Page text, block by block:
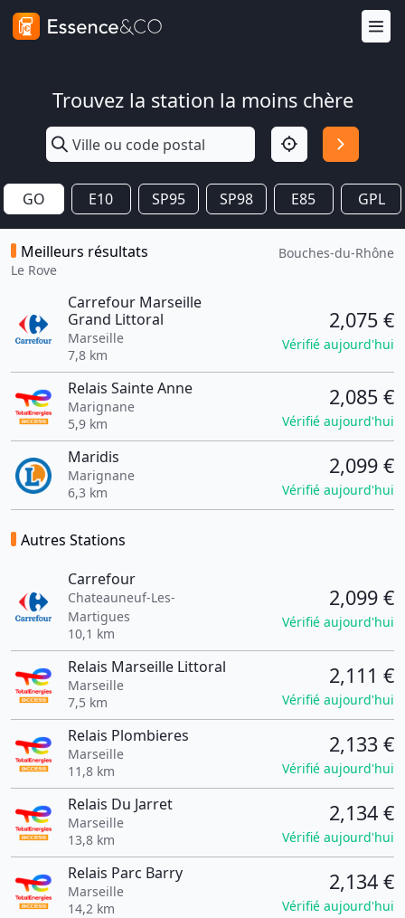
Trouvez la station la moins chère
GO E10 SP95 SP98 E85 GPL
Meilleurs résultats
Le Rove
Bouches-du-Rhône
Carrefour Marseille
Grand Littoral
Marseille
7,8 km
2,075 €
Vérifié aujourd'hui
Relais Sainte Anne
Marignane
5,9 km
2,085 €
Vérifié aujourd'hui
Maridis
Marignane
6,3 km
2,099 €
Vérifié aujourd'hui
Autres Stations
Carrefour
Chateauneuf-Les-
Martigues
10,1 km
2,099 €
Vérifié aujourd'hui
Relais Marseille Littoral
Marseille
7,5 km
2,111 €
Vérifié aujourd'hui
Relais Plombieres
Marseille
11,8 km
2,133 €
Vérifié aujourd'hui
Relais Du Jarret
Marseille
13,8 km
2,134 €
Vérifié aujourd'hui
Relais Parc Barry
Marseille
14,2 km
2,134 €
Vérifié aujourd'hui